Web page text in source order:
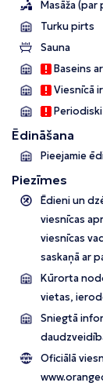
Masāža (par
Turku pirts
Sauna
Baseins
Viesnīcā
Ēdināšana
Pieejamie
Piezīmes
Ēdieni un
viesnīcas
viesnīcas
saskaņā ar
Kūrorta
vietas,
Sniegtā
Oficiālā